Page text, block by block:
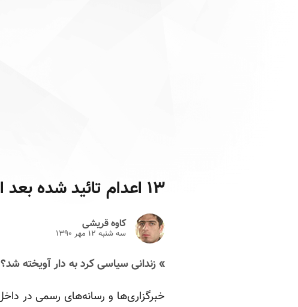
۱۳ اعدام تائید شده بعد از اعدام ملاسلطانی
کاوه قریشی
سه شنبه ۱۲ مهر ۱۳۹۰
» زندانی سیاسی کرد به دار آویخته شد؟